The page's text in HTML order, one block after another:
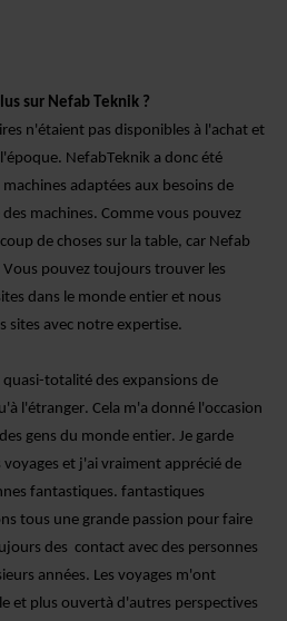
sur Nefab Teknik ?
n'étaient pas disponibles à l'achat et
NefabTeknik a donc été
adaptées aux besoins de
machines. Comme vous pouvez
de choses sur la table, car Nefab
pouvez toujours trouver les
dans le monde entier et nous
sites avec notre expertise.
quasi-totalité des expansions de
l'étranger. Cela m'a donné l'occasion
gens du monde entier. Je garde
et j'ai vraiment apprécié de
fantastiques. fantastiques
tous une grande passion pour faire
des contact avec des personnes
années. Les voyages m'ont
et plus ouvertà d'autres perspectives